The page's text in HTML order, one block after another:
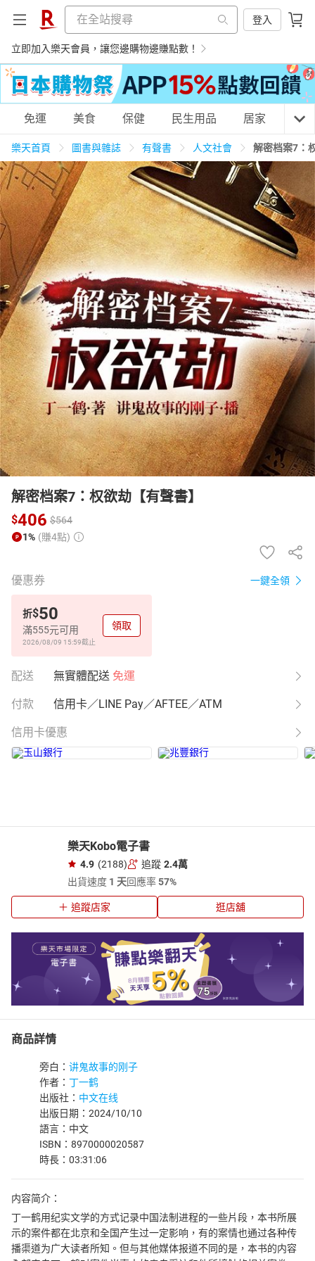
登入
立即加入樂天會員，讓您邊購物邊賺點數！
購物網分類
天天免運 美食蛋糕 養生保健 民生用品
居家生活 3C家電 運動休閒 親子玩具
女裝 男裝 化妝保養 情趣用品
日本購物 電子/紙本書
HOT
免運 美食 保健 民生用品 居家 3C
樂天首頁 圖書與雜誌 有聲書 人文社會 解密档案7：
解密档案7：权欲劫【有聲書】
$406 $564
1% (賺4點)
優惠券 一鍵全領
折$50
滿555元可用
2026/08/09 15:59截止
領取
配送 無實體配送 免運
付款 信用卡／LINE Pay／AFTEE／ATM
信用卡優惠
樂天Kobo電子書
4.9 (2188) 追蹤 2.4萬
出貨速度 1 天回應率57%
追蹤店家 逛店舖
商品詳情
旁白： 讲鬼故事的刚子
作者： 丁一鹤
出版社： 中文在线
出版日期：2024/10/10
語言：中文
ISBN：8970000020587
時長：03:31:06
内容简介：
丁一鹤用纪实文学的方式记录中国法制进程的一些片段，本书所展
示的案件都在北京和全国产生过一定影响，有的案情也通过各种传
播渠道为广大读者所知。但与其他媒体报道不同的是，本书的内容